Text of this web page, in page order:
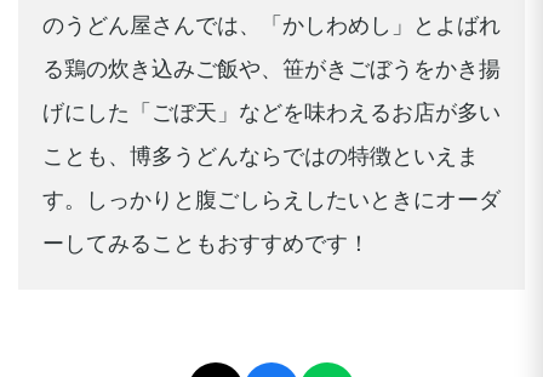
のうどん屋さんでは、「かしわめし」とよばれ
る鶏の炊き込みご飯や、笹がきごぼうをかき揚
げにした「ごぼ天」などを味わえるお店が多い
ことも、博多うどんならではの特徴といえま
す。しっかりと腹ごしらえしたいときにオーダ
ーしてみることもおすすめです！